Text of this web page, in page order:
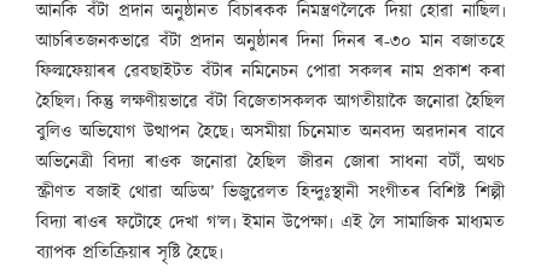
আনকি বঁটা প্ৰদান অনুষ্ঠানত বিচাৰকক নিমন্ত্ৰণলৈকে দিয়া হোৱা নাছিল৷
আচৰিতজনকভাৱে বঁটা প্ৰদান অনুষ্ঠানৰ দিনা দিনৰ ৰ-৩০ মান বজাতহে
ফিল্মফেয়াৰৰ ৱেবছাইটত বঁটাৰ নমিনেচন পোৱা সকলৰ নাম প্ৰকাশ কৰা
হৈছিল৷ কিন্তু লক্ষণীয়ভাৱে বঁটা বিজেতাসকলক আগতীয়াকৈ জনোৱা হৈছিল
বুলিও অভিযোগ উত্থাপন হৈছে৷ অসমীয়া চিনেমাত অনবদ্য অৱদানৰ বাবে
অভিনেত্ৰী বিদ্যা ৰাওক জনোৱা হৈছিল জীৱন জোৰা সাধনা বটাঁ, অথচ
স্ক্ৰীণত বজাই থোৱা অডিঅ’ ভিজুৱেলত হিন্দুঃস্থানী সংগীতৰ বিশিষ্ট শিল্পী
বিদ্যা ৰাওৰ ফটোহে দেখা গ’ল৷ ইমান উপেক্ষা৷ এই লৈ সামাজিক মাধ্যমত
ব্যাপক প্ৰতিক্ৰিয়াৰ সৃষ্টি হৈছে৷